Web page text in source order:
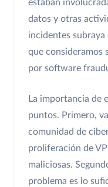
estaban
datos y otras
incidentes
que consideramos
por software
La importancia de
puntos. Primero,
comunidad de
proliferación de
maliciosas.
problema es lo